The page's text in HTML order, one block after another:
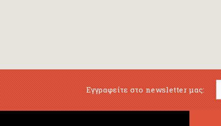
Εγγραφείτε στο newsletter μας: